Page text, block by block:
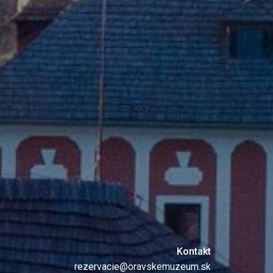
Kontakt
rezervacie@oravskemuzeum.sk